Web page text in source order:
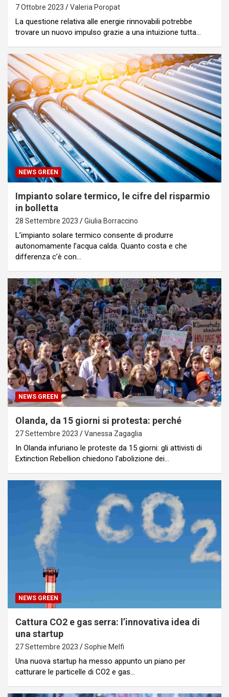
7 Ottobre 2023 Valeria Poropat
La questione relativa alle energie rinnovabili potrebbe
trovare un nuovo impulso grazie a una intuizione tutta…
NEWS GREEN
Impianto solare termico, le cifre del risparmio
in bolletta
28 Settembre 2023 Giulia Borraccino
L’impianto solare termico consente di produrre
autonomamente l’acqua calda. Quanto costa e che
differenza c’è con…
NEWS GREEN
Olanda, da 15 giorni si protesta: perché
27 Settembre 2023 Vanessa Zagaglia
In Olanda infuriano le proteste da 15 giorni: gli attivisti di
Extinction Rebellion chiedono l’abolizione dei…
NEWS GREEN
Cattura CO2 e gas serra: l’innovativa idea di
una startup
27 Settembre 2023 Sophie Melfi
Una nuova startup ha messo appunto un piano per
catturare le particelle di CO2 e gas…